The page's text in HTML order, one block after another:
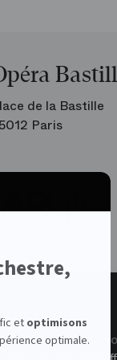
et optimisons
optimale.
de la Bastille
Paris
de